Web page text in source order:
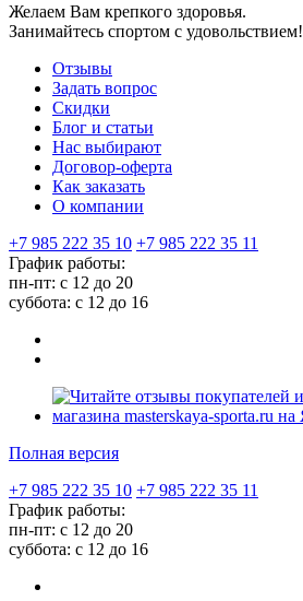
Желаем Вам крепкого здоровья.
Занимайтесь спортом с удовольствием!
Отзывы
Задать вопрос
Скидки
Блог и статьи
Нас выбирают
Договор-оферта
Как заказать
О компании
+7 985 222 35 10 +7 985 222 35 11
График работы:
пн-пт: с 12 до 20
суббота: c 12 до 16
Полная версия
+7 985 222 35 10 +7 985 222 35 11
График работы:
пн-пт: с 12 до 20
суббота: c 12 до 16